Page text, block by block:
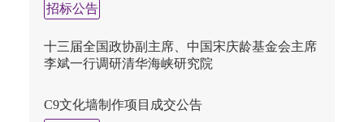
招标公告
十三届全国政协副主席、中国宋庆龄基金会主席
李斌一行调研清华海峡研究院
C9文化墙制作项目成交公告